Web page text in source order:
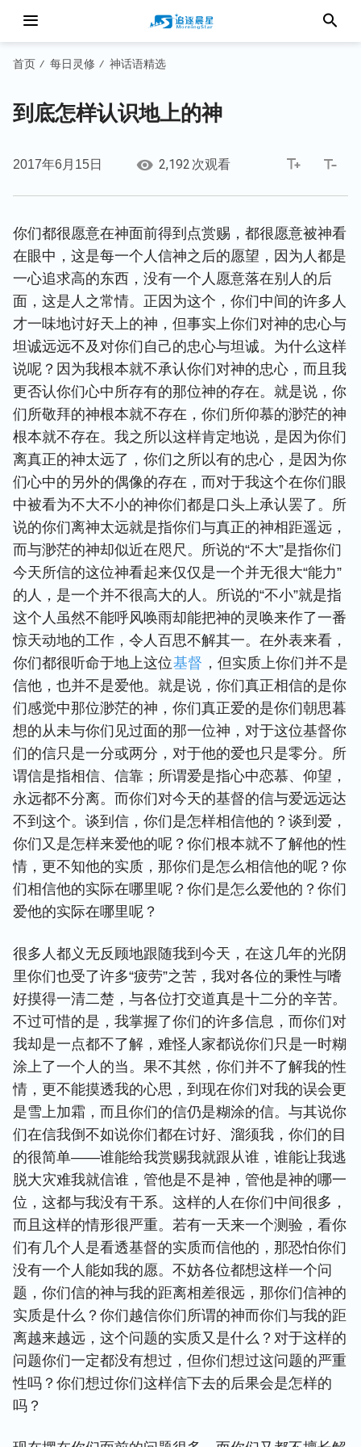
首页 / 每日灵修 / 神话语精选
到底怎样认识地上的神
2017年6月15日 2,192 次观看
你们都很愿意在神面前得到点赏赐，都很愿意被神看
在眼中，这是每一个人信神之后的愿望，因为人都是
一心追求高的东西，没有一个人愿意落在别人的后
面，这是人之常情。正因为这个，你们中间的许多人
才一味地讨好天上的神，但事实上你们对神的忠心与
坦诚远远不及对你们自己的忠心与坦诚。为什么这样
说呢？因为我根本就不承认你们对神的忠心，而且我
更否认你们心中所存有的那位神的存在。就是说，你
们所敬拜的神根本就不存在，你们所仰慕的渺茫的神
根本就不存在。我之所以这样肯定地说，是因为你们
离真正的神太远了，你们之所以有的忠心，是因为你
们心中的另外的偶像的存在，而对于我这个在你们眼
中被看为不大不小的神你们都是口头上承认罢了。所
说的你们离神太远就是指你们与真正的神相距遥远，
而与渺茫的神却似近在咫尺。所说的“不大”是指你们
今天所信的这位神看起来仅仅是一个并无很大“能力”
的人，是一个并不很高大的人。所说的“不小”就是指
这个人虽然不能呼风唤雨却能把神的灵唤来作了一番
惊天动地的工作，令人百思不解其一。在外表来看，
你们都很听命于地上这位基督 ，但实质上你们并不是
信他，也并不是爱他。就是说，你们真正相信的是你
们感觉中那位渺茫的神，你们真正爱的是你们朝思暮
想的从未与你们见过面的那一位神，对于这位基督你
们的信只是一分或两分，对于他的爱也只是零分。所
谓信是指相信、信靠；所谓爱是指心中恋慕、仰望，
永远都不分离。而你们对今天的基督的信与爱远远达
不到这个。谈到信，你们是怎样相信他的？谈到爱，
你们又是怎样来爱他的呢？你们根本就不了解他的性
情，更不知他的实质，那你们是怎么相信他的呢？你
们相信他的实际在哪里呢？你们是怎么爱他的？你们
爱他的实际在哪里呢？
很多人都义无反顾地跟随我到今天，在这几年的光阴
里你们也受了许多“疲劳”之苦，我对各位的秉性与嗜
好摸得一清二楚，与各位打交道真是十二分的辛苦。
不过可惜的是，我掌握了你们的许多信息，而你们对
我却是一点都不了解，难怪人家都说你们只是一时糊
涂上了一个人的当。果不其然，你们并不了解我的性
情，更不能摸透我的心思，到现在你们对我的误会更
是雪上加霜，而且你们的信仍是糊涂的信。与其说你
们在信我倒不如说你们都在讨好、溜须我，你们的目
的很简单——谁能给我赏赐我就跟从谁，谁能让我逃
脱大灾难我就信谁，管他是不是神，管他是神的哪一
位，这都与我没有干系。这样的人在你们中间很多，
而且这样的情形很严重。若有一天来一个测验，看你
们有几个人是看透基督的实质而信他的，那恐怕你们
没有一个人能如我的愿。不妨各位都想这样一个问
题，你们信的神与我的距离相差很远，那你们信神的
实质是什么？你们越信你们所谓的神而你们与我的距
离越来越远，这个问题的实质又是什么？对于这样的
问题你们一定都没有想过，但你们想过这问题的严重
性吗？你们想过你们这样信下去的后果会是怎样的
吗？